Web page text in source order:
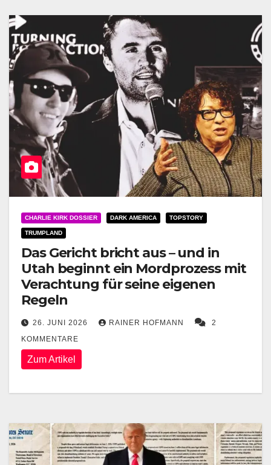
CHARLIE KIRK DOSSIER DARK AMERICA TOPSTORY
TRUMPLAND
Das Gericht bricht aus – und in
Utah beginnt ein Mordprozess mit
Verachtung für seine eigenen
Regeln
26. JUNI 2026 RAINER HOFMANN
2
KOMMENTARE
Zum Artikel